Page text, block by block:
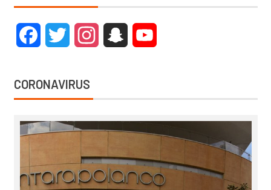
FacebookTwitter InstagramSnapchat
CORONAVIRUS